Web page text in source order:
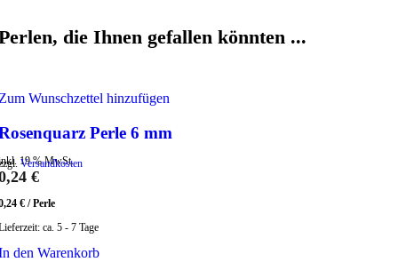
die Ihnen gefallen könnten ...
Wunschzettel hinzufügen
Perle 6 mm
19 % MwSt.
Versandkosten
€
€ /Perle
ca. 5 - 7 Tage
den Warenkorb